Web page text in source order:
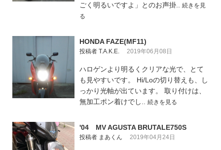
ごく明るいですよ」とのお声掛.. 続きを見
る
HONDA FAZE(MF11)
投稿者 T.A.K.E. 2019年06月08日
ハロゲンより明るくクリアな光で、とて
も見やすいです。 Hi/Loの切り替えも、し
っかり光軸が出ています。 取り付けは、
無加工ポン着けでし.. 続きを見る
'04 MV AGUSTA BRUTALE750S
投稿者 まあくん 2019年04月24日